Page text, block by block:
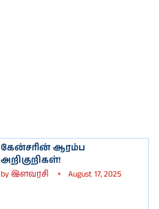
கேன்சரின் ஆரம்ப
அறிகுறிகள்!
byஇளவரசி August 17, 2025